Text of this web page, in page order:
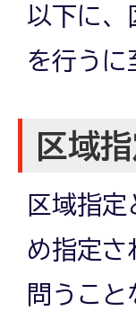
以下に、
を行うに
区域
区域指
め指定さ
問うこ